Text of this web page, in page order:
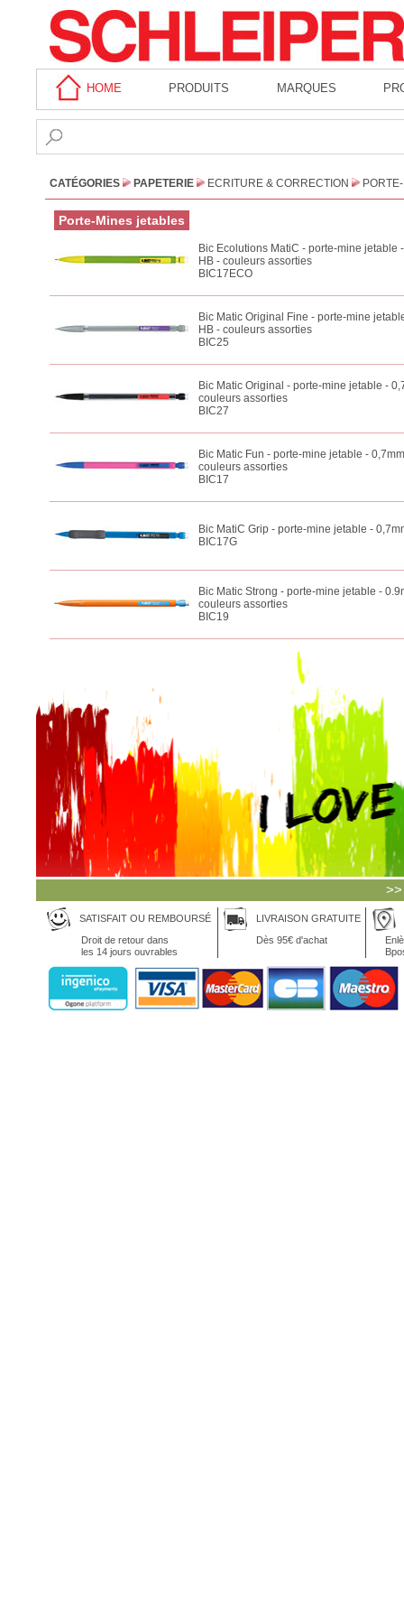
HOME PRODUITS MARQUES
CATÉGORIES PAPETERIE ECRITURE & CORRECTION
Porte-Mines jetables
Bic Ecolutions MatiC - porte-mine jetable
HB - couleurs assorties
BIC17ECO
Bic Matic Original Fine - porte-mine
HB - couleurs assorties
BIC25
Bic Matic Original - porte-mine jetable -
couleurs assorties
BIC27
Bic Matic Fun - porte-mine jetable -
couleurs assorties
BIC17
Bic MatiC Grip - porte-mine jetable -
BIC17G
Bic Matic Strong - porte-mine jetable -
couleurs assorties
BIC19
SATISFAIT OU REMBOURSÉ
Droit de retour dans
les 14 jours ouvrables
LIVRAISON GRATUITE
Dès 95€ d'achat